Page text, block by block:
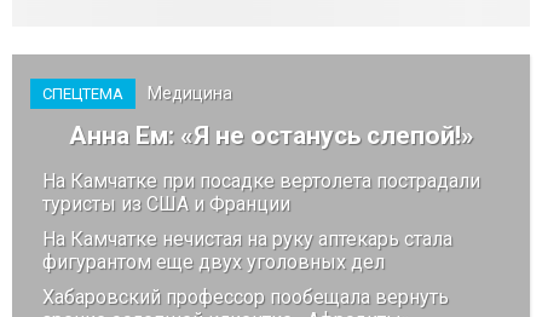
СПЕЦТЕМА Медицина
Анна Ем: «Я не останусь слепой!»
На Камчатке при посадке вертолета пострадали
туристы из США и Франции
На Камчатке нечистая на руку аптекарь стала
фигурантом еще двух уголовных дел
Хабаровский профессор пообещала вернуть